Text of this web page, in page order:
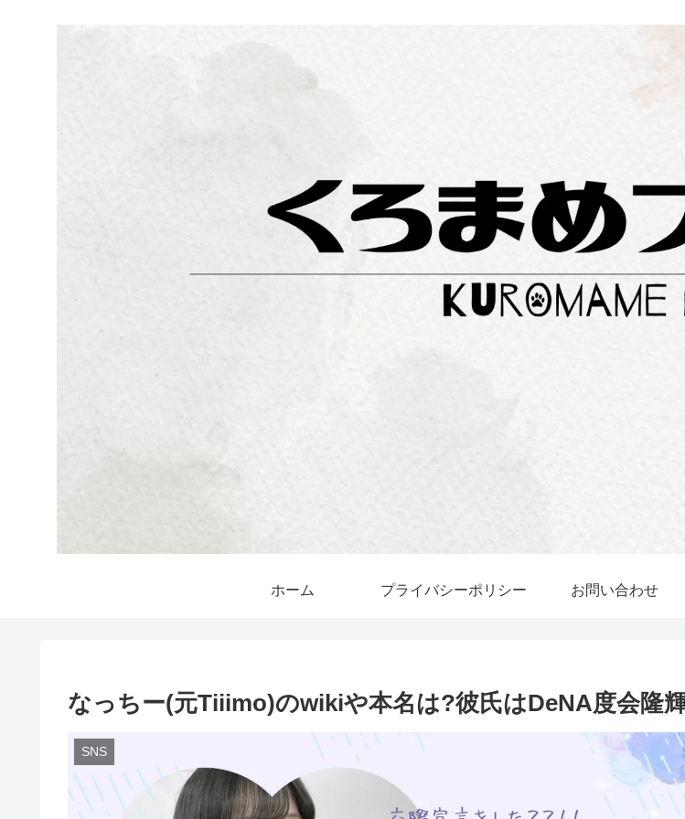
ホーム プライバシーポリシー お問い合わせ
なっちー(元Tiiimo)のwikiや本名は?彼氏はDeNA度会隆
SNS